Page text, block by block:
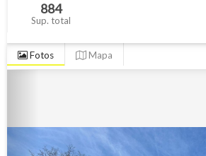
884
Sup. total
Fotos Mapa